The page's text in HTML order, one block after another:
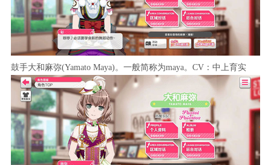
鼓手大和麻弥(Yamato Maya)。一般简称为maya。CV：中上育实